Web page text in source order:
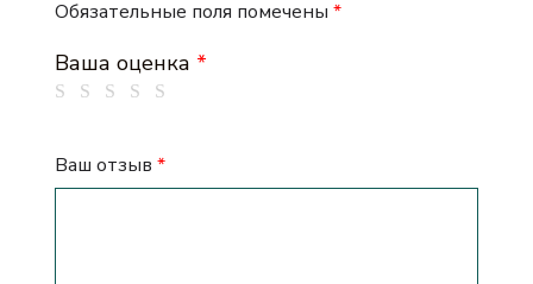
Обязательные поля помечены *
Ваша оценка *
Ваш отзыв *